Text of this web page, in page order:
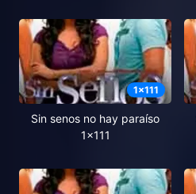
1x111
Sin senos no hay paraíso
1x111